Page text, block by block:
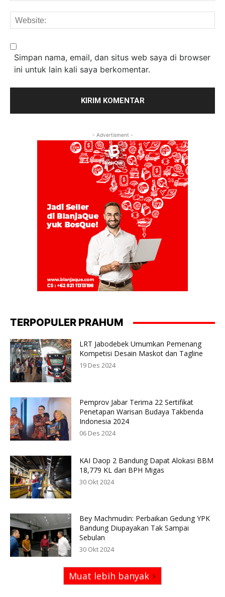
Simpan nama, email, dan situs web saya di browser
ini untuk lain kali saya berkomentar.
- Advertisment -
TERPOPULER PRAHUM
LRT Jabodebek Umumkan Pemenang
Kompetisi Desain Maskot dan Tagline
19 Des 2024
Pemprov Jabar Terima 22 Sertifikat
Penetapan Warisan Budaya Takbenda
Indonesia 2024
06 Des 2024
KAI Daop 2 Bandung Dapat Alokasi BBM
18,779 KL dari BPH Migas
30 Okt 2024
Bey Machmudin: Perbaikan Gedung YPK
Bandung Diupayakan Tak Sampai
Sebulan
30 Okt 2024
Muat lebih banyak